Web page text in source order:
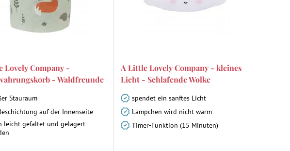
Lovely Company -
- Waldfreunde
Stauraum
auf der Innenseite
leicht gefaltet und gelagert
A Little Lovely Company - kleines
Licht - Schlafende Wolke
spendet ein sanftes Licht
Lämpchen wird nicht warm
Timer-Funktion (15 Minuten)